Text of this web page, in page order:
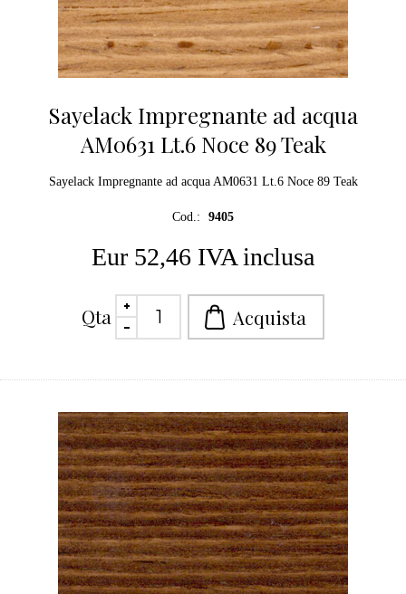
Sayelack Impregnante ad acqua
AM0631 Lt.6 Noce 89 Teak
Sayelack Impregnante ad acqua AM0631 Lt.6 Noce 89 Teak
Cod.: 9405
Eur 52,46 IVA inclusa
Qta